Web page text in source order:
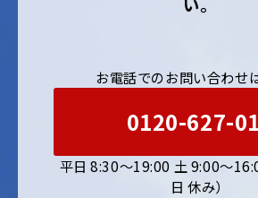
お電話でのお問い合わせ
0120-627-
平日 8:30〜19:00 土 9:00〜
日 休み）